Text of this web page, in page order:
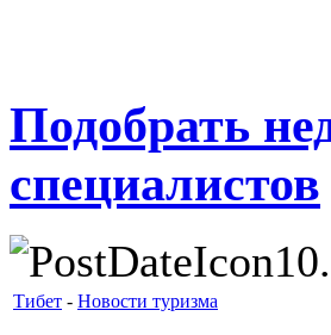
Подобрать
специалистов
Тибет - Новости туризма